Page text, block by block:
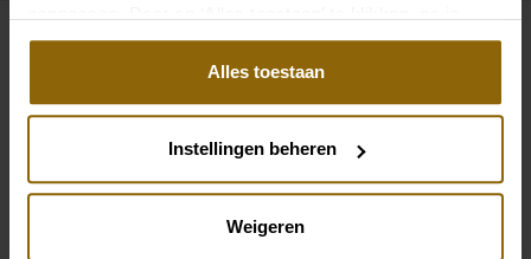
akkoord met het gebruik van alle cookies.
Alles toestaan
Instellingen beheren
Weigeren
Voir aussi
Ramona Koonings Couture KN2348-1
Pinterest
Le Papillon par
Rebecca Ingram Hilda 24RS183A01 +
Pinterest
Cosmobella 8117